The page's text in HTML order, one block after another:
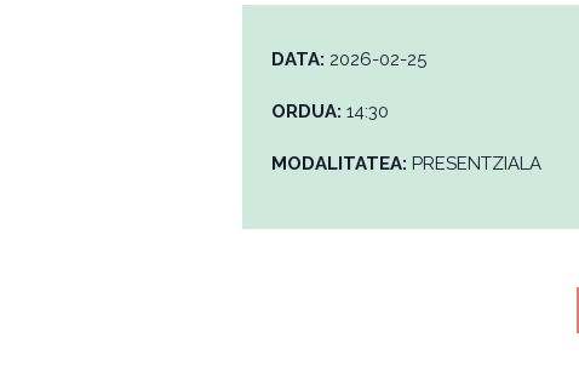
DATA: 2026-02-25
ORDUA: 14:30
MODALITATEA: PRESENTZIALA